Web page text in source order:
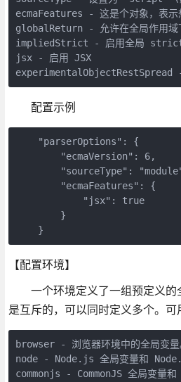
ecmaFeatures - 这是个对象，表示
globalReturn - 允许在全局作用
impliedStrict - 启用全局 strict
jsx - 启用 JSX
配置示例
    "parserOptions": {
        "ecmaVersion": 6,
"sourceType":
        "ecmaFeatures": {
            "jsx": true
        }
    }
【配置环境】
一个环境定义了一组预定义的
是互斥的，可以同时定义多个。可
browser - 浏览器环境中的全局变量
node - Node.js 全局变量和
commonjs - CommonJS 全局变量和